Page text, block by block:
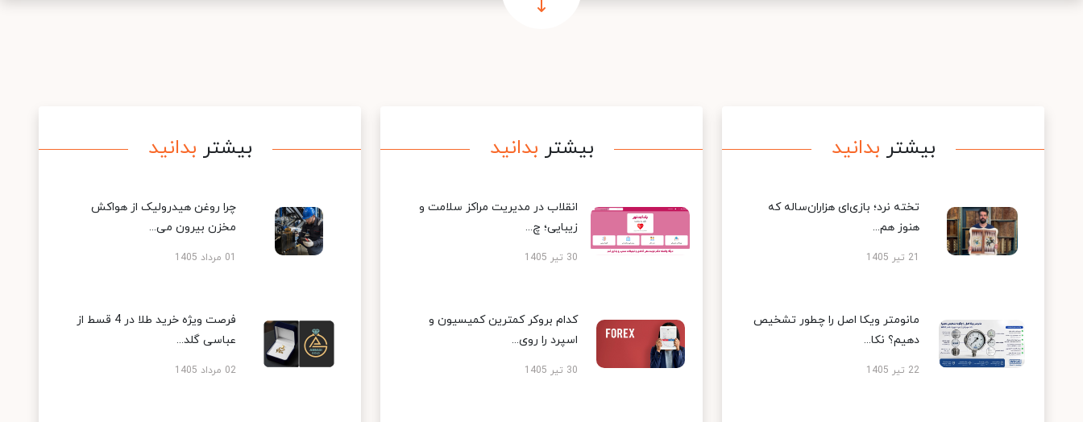
بیشتر بدانید
تخته نرد؛ بازی‌ای هزاران‌ساله که
هنوز هم...
21 تیر 1405
مانومتر ویکا اصل را چطور تشخیص
دهیم؟ نکا...
22 تیر 1405
بیشتر بدانید
انقلاب در مدیریت مراکز سلامت و
زیبایی؛ چ...
30 تیر 1405
کدام بروکر کمترین کمیسیون و
اسپرد را روی...
30 تیر 1405
بیشتر بدانید
چرا روغن هیدرولیک از هواکش
مخزن بیرون می...
01 مرداد 1405
فرصت ویژه خرید طلا در 4 قسط از
عباسی گلد...
02 مرداد 1405